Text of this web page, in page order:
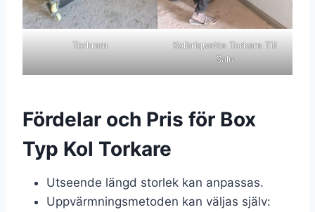
Torkram
Kolbriquette Torkare Till
Salu
Fördelar och Pris för Box
Typ Kol Torkare
Utseende längd storlek kan anpassas.
Uppvärmningsmetoden kan väljas själv: